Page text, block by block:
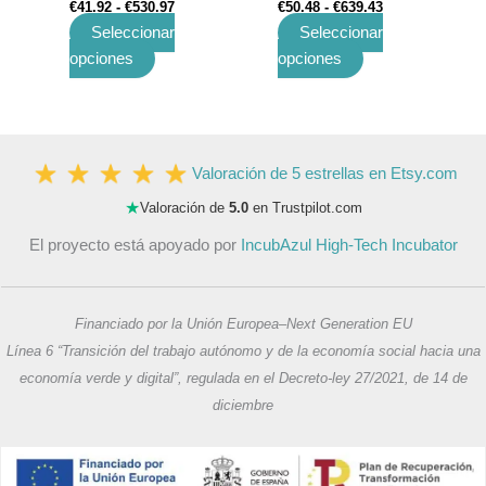
€41.92 - €530.97
Seleccionar
opciones
producto
€50.48 - €639.43
Seleccionar
opciones
producto
Valoración de 5 estrellas en Etsy.com
★Valoración de 5.0en Trustpilot.com
El proyecto está apoyado por IncubAzul High-Tech Incubator
Financiado por la Unión Europea–Next Generation EU
Línea 6 “Transición del trabajo autónomo y de la economía social hacia una
economía verde y digital”, regulada en el Decreto-ley 27/2021, de 14 de
diciembre